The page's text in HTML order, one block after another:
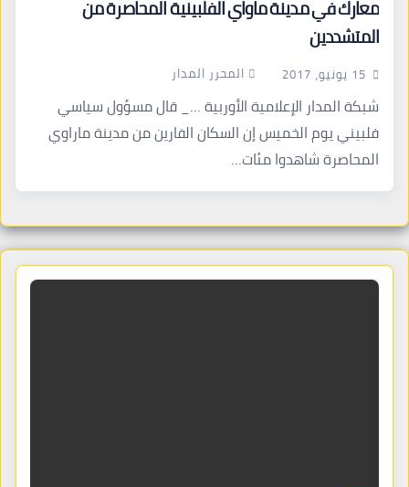
معارك في مدينة ماواي الفلبينية المحاصرة من
المتشددين
15 يونيو، 2017 المحرر المدار
شبكة المدار الإعلامية الأوربية …_ قال مسؤول سياسي
فلبيني يوم الخميس إن السكان الفارين من مدينة ماراوي
المحاصرة شاهدوا مئات…